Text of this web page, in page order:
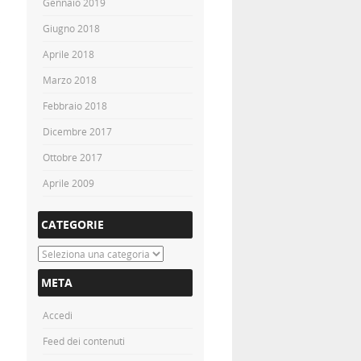
Giugno 2018
Aprile 2018
Marzo 2018
Febbraio 2018
Dicembre 2017
Ottobre 2017
Aprile 2009
CATEGORIE
Categorie
META
Accedi
Feed dei contenuti